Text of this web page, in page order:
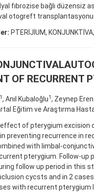
fıbrozise bağlı düzensiz
otogreft
PTERİJİUM,
OF RECURRENT
, Anıl Kubaloğlu1, Zeynep Eren
Eğitim ve Araştırma
of pterygium
preventing recurrence in
with limbal-
pterygium. Follow-up
follow up period in this
cycsts and in 2
with recurrent